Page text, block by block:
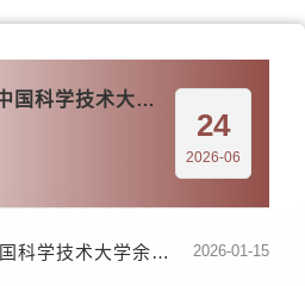
前沿论坛 第401期 中国科学技术大学梁海伟教授 面向实用化燃料电池催化剂研发：几个“坑”
24
2026-06
硫电池电极材料设计及储能机制研究 2026-01-15